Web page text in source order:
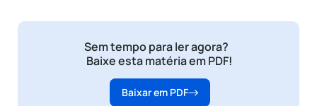
Sem tempo para ler agora?
Baixe esta matéria em PDF!
Baixar em PDF